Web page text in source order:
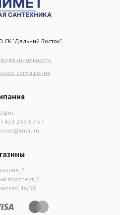
"Дальний Восток"
соглашение
Офис
423 239-57-57
2
проспект, 2
46/50